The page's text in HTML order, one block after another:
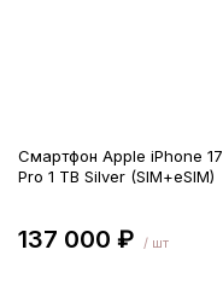
Смартфон Apple iPhone 17
Pro 1 TB Silver (SIM+eSIM)
137 000 ₽ / шт